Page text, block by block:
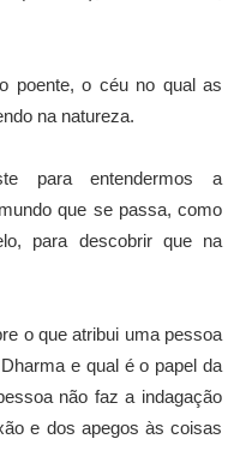
poente, o céu no qual as
na natureza.
para entendermos a
que se passa, como
para descobrir que na
o que atribui uma pessoa
e qual é o papel da
não faz a indagação
e dos apegos às coisas